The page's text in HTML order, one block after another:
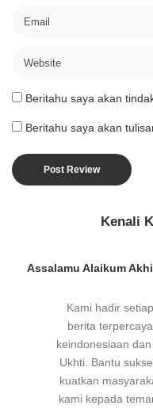
Beritahu saya akan
Beritahu saya akan
Kenali
Assalamu Alaikum
Kami hadir
berita
keindonesiaan
Ukhti. Bantu
kuatkan
kami kepada